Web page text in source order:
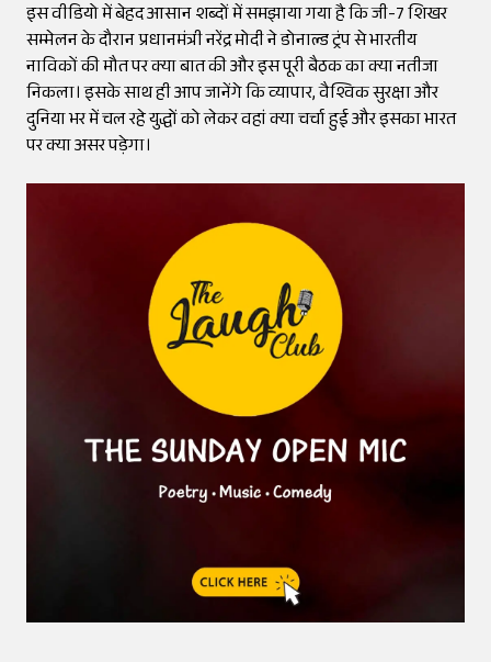
इस वीडियो में बेहद आसान शब्दों में समझाया गया है कि जी-7 शिखर
सम्मेलन के दौरान प्रधानमंत्री नरेंद्र मोदी ने डोनाल्ड ट्रंप से भारतीय
नाविकों की मौत पर क्या बात की और इस पूरी बैठक का क्या नतीजा
निकला। इसके साथ ही आप जानेंगे कि व्यापार, वैश्विक सुरक्षा और
दुनिया भर में चल रहे युद्धों को लेकर वहां क्या चर्चा हुई और इसका भारत
पर क्या असर पड़ेगा।